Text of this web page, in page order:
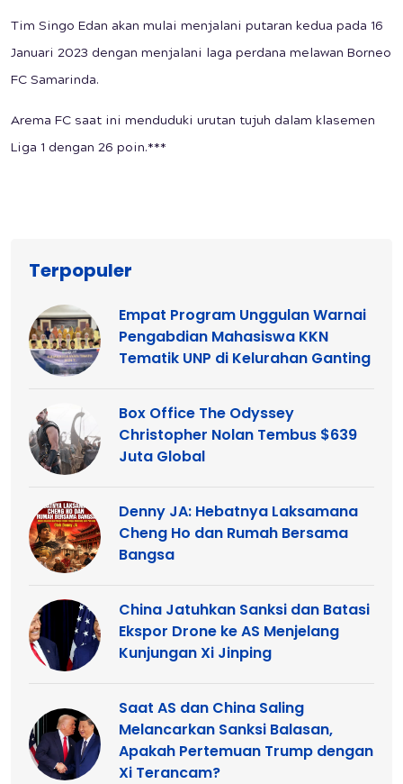
Tim Singo Edan akan mulai menjalani putaran kedua pada 16
Januari 2023 dengan menjalani laga perdana melawan Borneo
FC Samarinda.
Arema FC saat ini menduduki urutan tujuh dalam klasemen
Liga 1 dengan 26 poin.***
Terpopuler
Empat Program Unggulan Warnai
Pengabdian Mahasiswa KKN
Tematik UNP di Kelurahan Ganting
Box Office The Odyssey
Christopher Nolan Tembus $639
Juta Global
Denny JA: Hebatnya Laksamana
Cheng Ho dan Rumah Bersama
Bangsa
China Jatuhkan Sanksi dan Batasi
Ekspor Drone ke AS Menjelang
Kunjungan Xi Jinping
Saat AS dan China Saling
Melancarkan Sanksi Balasan,
Apakah Pertemuan Trump dengan
Xi Terancam?